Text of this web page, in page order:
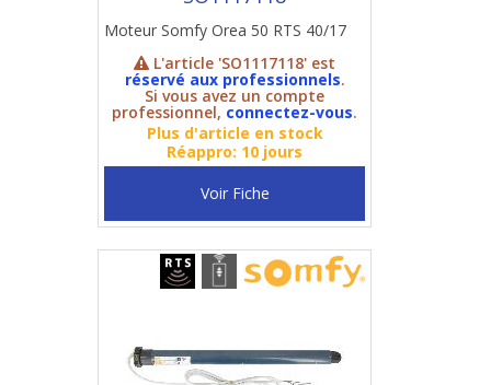
Moteur Somfy Orea 50 RTS 40/17
L'article 'SO1117118' est
réservé aux professionnels.
Si vous avez un compte
professionnel, connectez-vous.
Plus d'article en stock
Réappro: 10 jours
Voir Fiche